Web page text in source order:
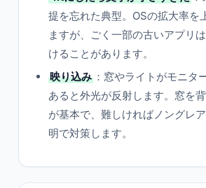
提を忘れた典型。OSの拡大率を
ますが、ごく一部の古いアプリ
けることがあります。
映り込み ：窓やライトがモニタ
あると外光が反射します。窓を
が基本で、難しければノングレ
明で対策します。